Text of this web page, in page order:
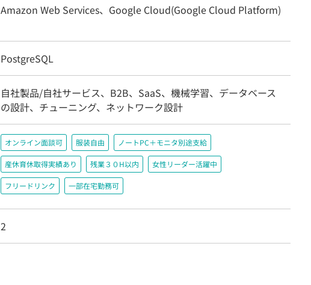
Amazon Web Services、Google Cloud(Google Cloud Platform)
PostgreSQL
自社製品/自社サービス、B2B、SaaS、機械学習、データベース
の設計、チューニング、ネットワーク設計
オンライン面談可 服装自由 ノートPC＋モニタ別途支給
産休育休取得実績あり 残業３０H以内 女性リーダー活躍中
フリードリンク 一部在宅勤務可
2